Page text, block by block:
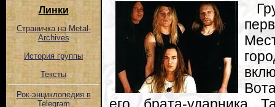
Линки
Страничка на Metal-
Archives
История группы
Тексты
Рок-энциклопедия в
Telegram